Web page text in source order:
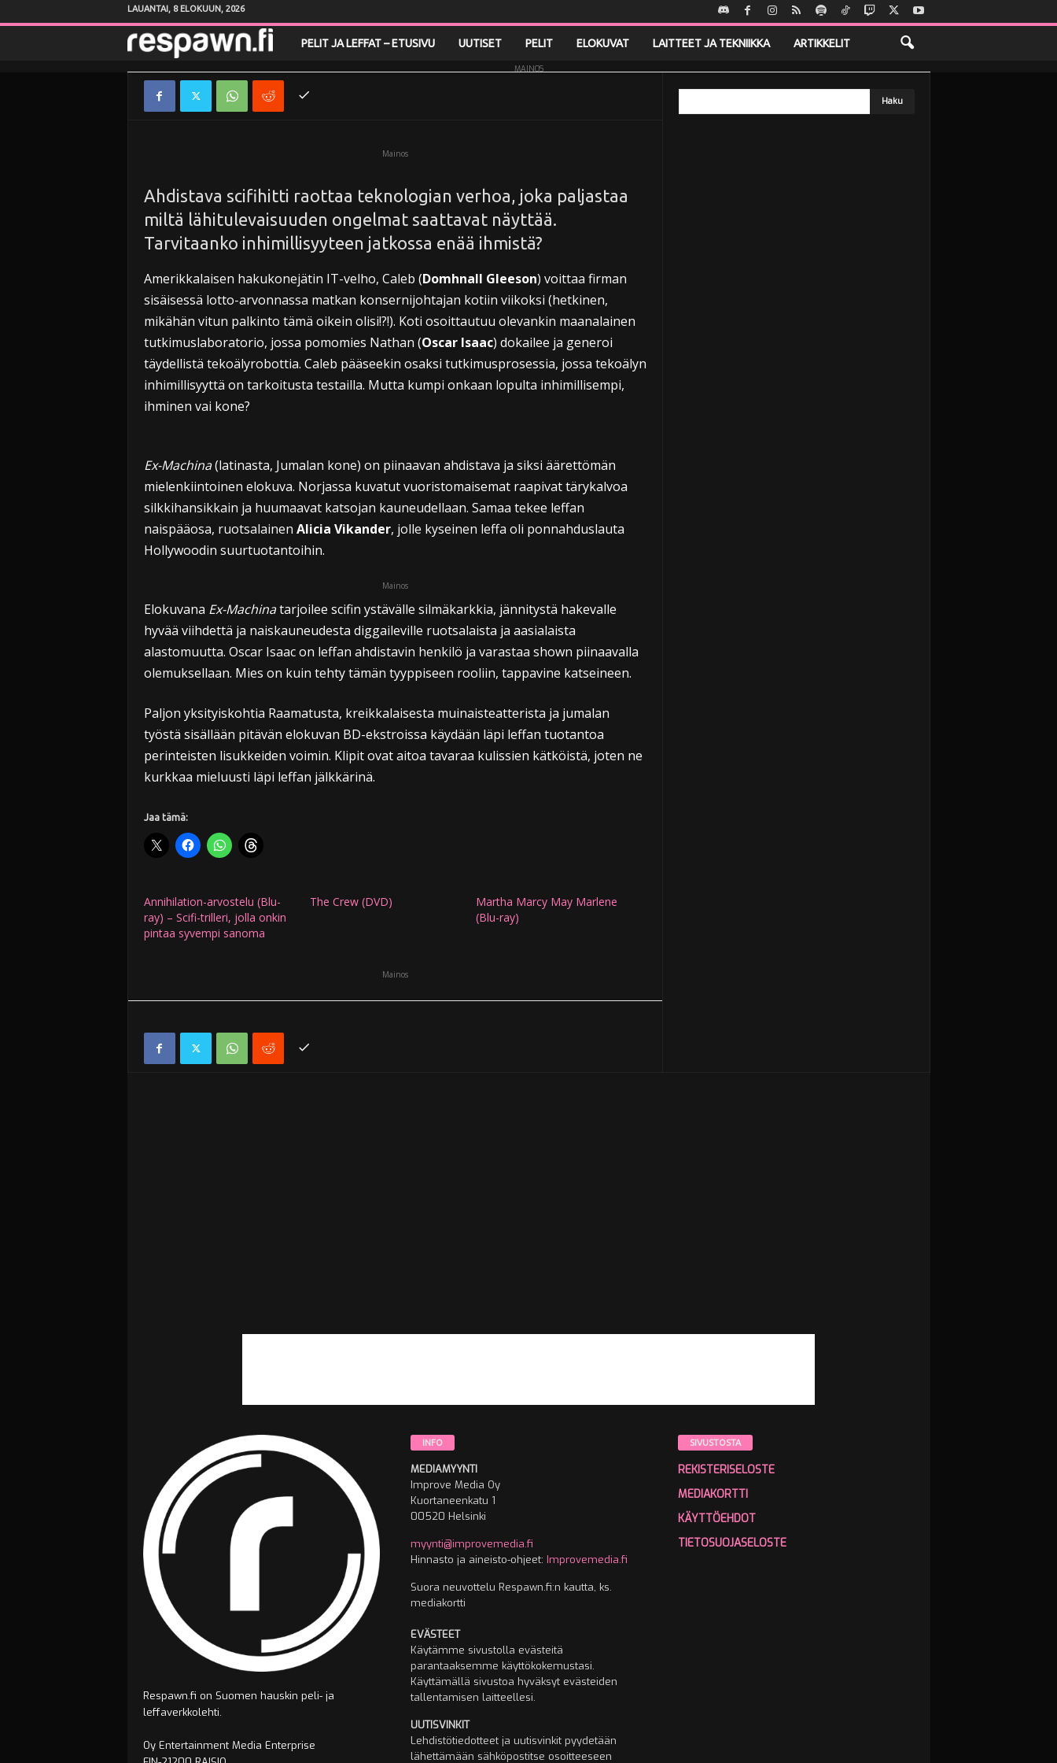
LAUANTAI, 8 ELOKUUN, 2026
e
w
n
.
f
PELIT JA LEFFAT – ETUSIVU UUTISET PELIT ELOKUVAT LAITTEET JA TEKNIIKKA ARTIKKELIT
MAINOS
Blu-ray-arvostelu: Ex-Machina
Toimittanut toimitus- 12.9.2015
Mainos
Ahdistava scifihitti raottaa teknologian verhoa, joka paljastaa
miltä lähitulevaisuuden ongelmat saattavat näyttää.
Tarvitaanko inhimillisyyteen jatkossa enää ihmistä?
Amerikkalaisen hakukonejätin IT-velho, Caleb (Domhnall Gleeson) voittaa firman
sisäisessä lotto-arvonnassa matkan konsernijohtajan kotiin viikoksi (hetkinen,
mikähän vitun palkinto tämä oikein olisi!?!). Koti osoittautuu olevankin maanalainen
tutkimuslaboratorio, jossa pomomies Nathan (Oscar Isaac) dokailee ja generoi
täydellistä tekoälyrobottia. Caleb pääseekin osaksi tutkimusprosessia, jossa tekoälyn
inhimillisyyttä on tarkoitusta testailla. Mutta kumpi onkaan lopulta inhimillisempi,
ihminen vai kone?
Ex-Machina(latinasta, Jumalan kone) on piinaavan ahdistava ja siksi äärettömän
mielenkiintoinen elokuva. Norjassa kuvatut vuoristomaisemat raapivat tärykalvoa
silkkihansikkain ja huumaavat katsojan kauneudellaan. Samaa tekee leffan
naispääosa, ruotsalainen Alicia Vikander, jolle kyseinen leffa oli ponnahduslauta
Hollywoodin suurtuotantoihin.
Mainos
Elokuvana Ex-Machinatarjoilee scifin ystävälle silmäkarkkia, jännitystä hakevalle
hyvää viihdettä ja naiskauneudesta diggaileville ruotsalaista ja aasialaista
alastomuutta. Oscar Isaac on leffan ahdistavin henkilö ja varastaa shown piinaavalla
olemuksellaan. Mies on kuin tehty tämän tyyppiseen rooliin, tappavine katseineen.
Paljon yksityiskohtia Raamatusta, kreikkalaisesta muinaisteatterista ja jumalan
työstä sisällään pitävän elokuvan BD-ekstroissa käydään läpi leffan tuotantoa
perinteisten lisukkeiden voimin. Klipit ovat aitoa tavaraa kulissien kätköistä, joten ne
kurkkaa mieluusti läpi leffan jälkkärinä.
Jaa tämä:
Annihilation-arvostelu (Blu-
ray) – Scifi-trilleri, jolla onkin
pintaa syvempi sanoma
The Crew (DVD)
Martha Marcy May Marlene
(Blu-ray)
Mainos
Respawn.fi on Suomen hauskin peli- ja
leffaverkkolehti.
Oy Entertainment Media Enterprise
INFO
MEDIAMYYNTI
Improve Media Oy
Kuortaneenkatu 1
00520 Helsinki
myynti@improvemedia.fi
Hinnasto ja aineisto-ohjeet: Improvemedia.fi
Suora neuvottelu Respawn.fi:n kautta, ks.
mediakortti
EVÄSTEET
Käytämme sivustolla evästeitä
parantaaksemme käyttökokemustasi.
Käyttämällä sivustoa hyväksyt evästeiden
tallentamisen laitteellesi.
UUTISVINKIT
Lehdistötiedotteet ja uutisvinkit pyydetään
lähettämään sähköpostitse osoitteeseen
SIVUSTOSTA
REKISTERISELOSTE
MEDIAKORTTI
KÄYTTÖEHDOT
TIETOSUOJASELOSTE